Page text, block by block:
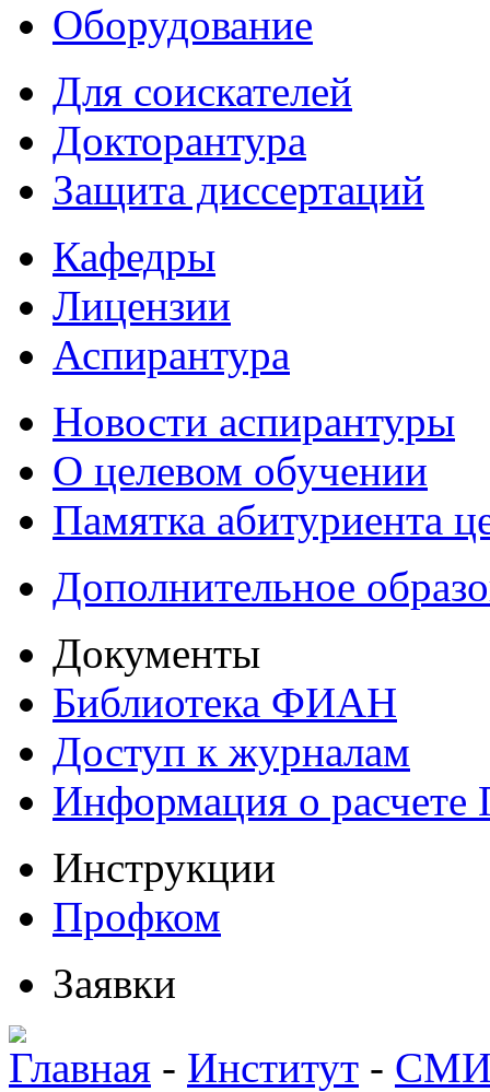
Оборудование
Для соискателей
Докторантура
Защита диссертаций
Кафедры
Лицензии
Аспирантура
Новости аспирантуры
О целевом обучении
Памятка абитуриента
Дополнительное
Документы
Библиотека ФИАН
Доступ к журналам
Информация о
Инструкции
Профком
Заявки
Главная - Институт - СМИ